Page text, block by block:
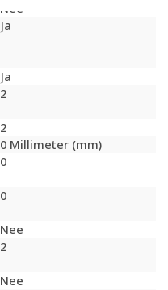
Nee
Ja
Ja
2
2
0 Millimeter (mm)
0
0
Nee
2
Nee